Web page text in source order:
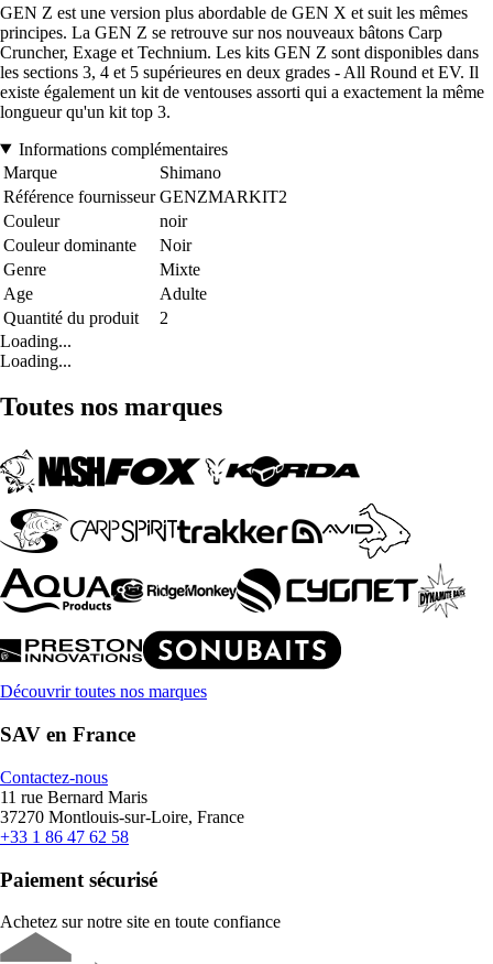
GEN Z est une version plus abordable de GEN X et suit les mêmes
principes. La GEN Z se retrouve sur nos nouveaux bâtons Carp
Cruncher, Exage et Technium. Les kits GEN Z sont disponibles dans
les sections 3, 4 et 5 supérieures en deux grades - All Round et EV. Il
existe également un kit de ventouses assorti qui a exactement la même
longueur qu'un kit top 3.
Informations complémentaires
Marque
Shimano
Référence fournisseur GENZMARKIT2
Couleur
noir
Couleur dominante
Noir
Genre
Mixte
Age
Adulte
Quantité du produit
2
Loading...
Loading...
Toutes nos marques
Découvrir toutes nos marques
SAV en France
Contactez-nous
11 rue Bernard Maris
37270 Montlouis-sur-Loire, France
+33 1 86 47 62 58
Paiement sécurisé
Achetez sur notre site en toute confiance